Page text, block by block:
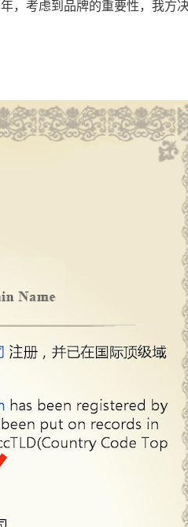
，考虑到品牌的重要性，我方